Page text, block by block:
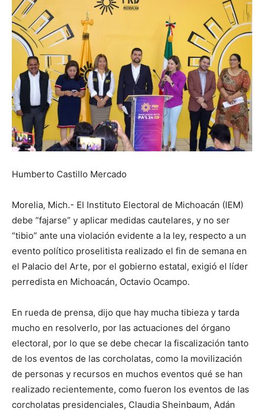
Humberto Castillo Mercado
Morelia, Mich.- El Instituto Electoral de Michoacán (IEM)
debe “fajarse” y aplicar medidas cautelares, y no ser
“tibio” ante una violación evidente a la ley, respecto a un
evento político proselitista realizado el fin de semana en
el Palacio del Arte, por el gobierno estatal, exigió el líder
perredista en Michoacán, Octavio Ocampo.
En rueda de prensa, dijo que hay mucha tibieza y tarda
mucho en resolverlo, por las actuaciones del órgano
electoral, por lo que se debe checar la fiscalización tanto
de los eventos de las corcholatas, como la movilización
de personas y recursos en muchos eventos qué se han
realizado recientemente, como fueron los eventos de las
corcholatas presidenciales, Claudia Sheinbaum, Adán